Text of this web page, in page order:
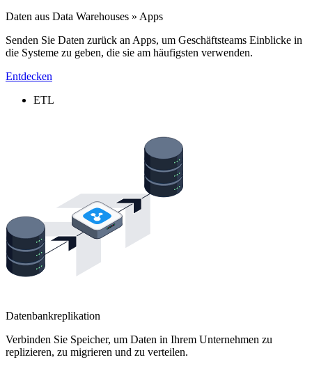
Daten aus Data Warehouses » Apps
Senden Sie Daten zurück an Apps, um Geschäftsteams Einblicke in
die Systeme zu geben, die sie am häufigsten verwenden.
Entdecken
ETL
Datenbankreplikation
Verbinden Sie Speicher, um Daten in Ihrem Unternehmen zu
replizieren, zu migrieren und zu verteilen.